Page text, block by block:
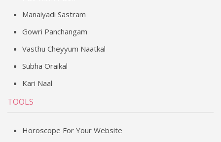
Manaiyadi Sastram
Gowri Panchangam
Vasthu Cheyyum Naatkal
Subha Oraikal
Kari Naal
TOOLS
Horoscope For Your Website